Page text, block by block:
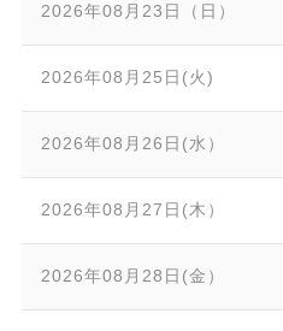
2026年08月23日（日）
2026年08月25日(火)
2026年08月26日(水）
2026年08月27日(木）
2026年08月28日(金）